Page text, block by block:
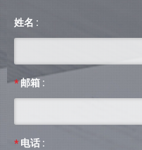
姓名 :
*邮箱 :
* 电话 :